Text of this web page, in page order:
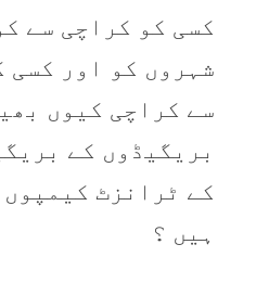
کسی کو کراچی سے
شہروں کو اور کسی
سے کراچی کیوں
بریگیڈوں کے
کے ٹرانزٹ
ہیں ؟